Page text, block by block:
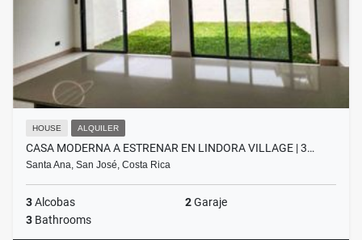
HOUSE ALQUILER
CASA MODERNA A ESTRENAR EN LINDORA VILLAGE | 3…
Santa Ana, San José, Costa Rica
3Alcobas 2Garaje
3 Bathrooms